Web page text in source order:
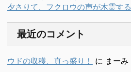
夕さりて、フクロウの声が木霊する
最近のコメント
ウドの収穫、真っ盛り！ に まーみ